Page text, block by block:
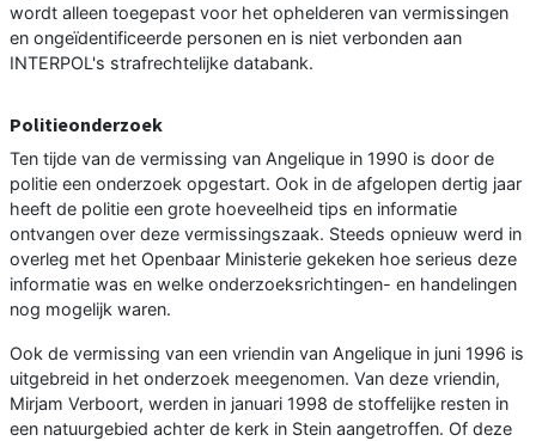
wordt alleen toegepast voor het ophelderen van vermissingen
en ongeïdentificeerde personen en is niet verbonden aan
INTERPOL's strafrechtelijke databank.
Politieonderzoek
Ten tijde van de vermissing van Angelique in 1990 is door de
politie een onderzoek opgestart. Ook in de afgelopen dertig jaar
heeft de politie een grote hoeveelheid tips en informatie
ontvangen over deze vermissingszaak. Steeds opnieuw werd in
overleg met het Openbaar Ministerie gekeken hoe serieus deze
informatie was en welke onderzoeksrichtingen- en handelingen
nog mogelijk waren.
Ook de vermissing van een vriendin van Angelique in juni 1996 is
uitgebreid in het onderzoek meegenomen. Van deze vriendin,
Mirjam Verboort, werden in januari 1998 de stoffelijke resten in
een natuurgebied achter de kerk in Stein aangetroffen. Of deze